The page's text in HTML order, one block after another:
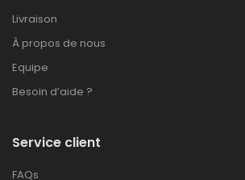
Livraison
À propos de nous
Equipe
Besoin d’aide ?
Service client
FAQs